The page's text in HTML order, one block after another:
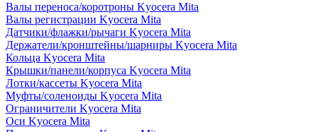
Валы переноса/коротроны Kyocera Mita
Валы регистрации Kyocera Mita
Датчики/флажки/рычаги Kyocera Mita
Держатели/кронштейны/шарниры Kyocera Mita
Кольца Kyocera Mita
Крышки/панели/корпуса Kyocera Mita
Лотки/кассеты Kyocera Mita
Муфты/соленоиды Kyocera Mita
Ограничители Kyocera Mita
Оси Kyocera Mita